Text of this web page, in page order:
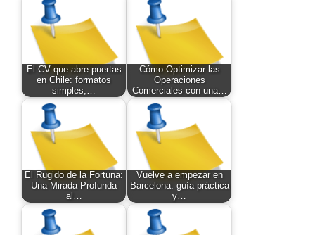
El CV que abre puertas
en Chile: formatos
simples,…
Cómo Optimizar las
Operaciones
Comerciales con una…
El Rugido de la Fortuna:
Una Mirada Profunda
al…
Vuelve a empezar en
Barcelona: guía práctica
y…